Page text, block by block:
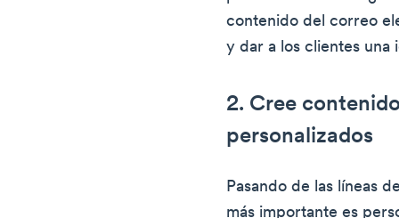
contenido del correo
y dar a los clientes una
2. Cree
personalizados
Pasando de las líneas
más importante es